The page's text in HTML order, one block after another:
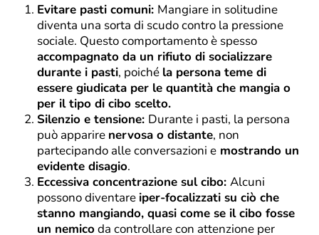
Evitare pasti comuni: Mangiare in solitudine
diventa una sorta di scudo contro la pressione
sociale. Questo comportamento è spesso
accompagnato da un rifiuto di socializzare
durante i pasti, poiché la persona teme di
essere giudicata per le quantità che mangia o
per il tipo di cibo scelto.
Silenzio e tensione: Durante i pasti, la persona
può apparire nervosa o distante, non
partecipando alle conversazioni e mostrando un
evidente disagio.
Eccessiva concentrazione sul cibo: Alcuni
possono diventare iper-focalizzati su ciò che
stanno mangiando, quasi come se il cibo fosse
un nemicoda controllare con attenzione per